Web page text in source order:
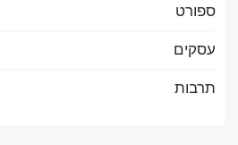
ספורט
עסקים
תרבות